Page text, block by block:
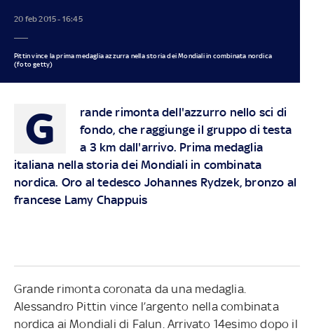
20 feb 2015 - 16:45
Pittin vince la prima medaglia azzurra nella storia dei Mondiali in combinata nordica
(foto getty)
G
rande rimonta dell'azzurro nello sci di
fondo, che raggiunge il gruppo di testa
a 3 km dall'arrivo. Prima medaglia
italiana nella storia dei Mondiali in combinata
nordica. Oro al tedesco Johannes Rydzek, bronzo al
francese Lamy Chappuis
Grande rimonta coronata da una medaglia.
Alessandro Pittin vince l’argento nella combinata
nordica ai Mondiali di Falun. Arrivato 14esimo dopo il